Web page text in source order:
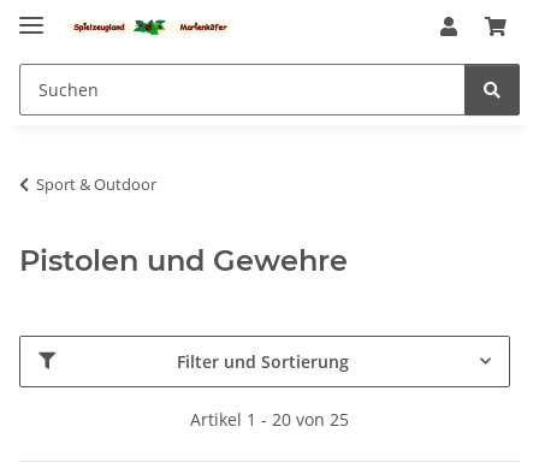
Sport & Outdoor
Pistolen und Gewehre
Filter und Sortierung
Artikel 1 - 20 von 25